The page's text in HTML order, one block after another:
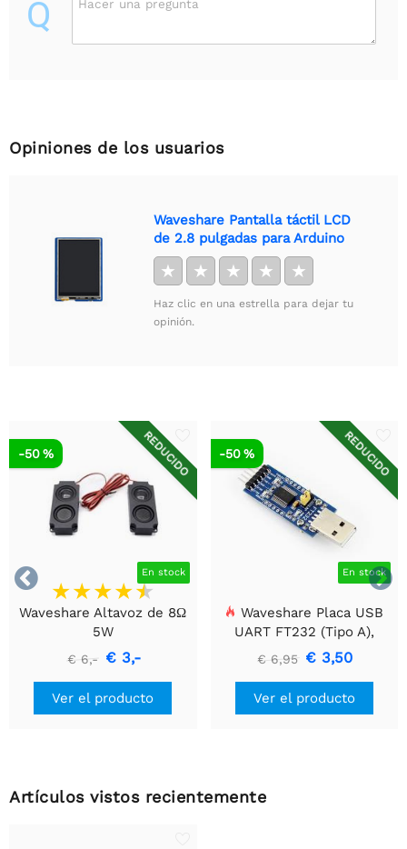
Q Hacer una pregunta
Opiniones de los usuarios
Waveshare Pantalla táctil LCD
de 2.8 pulgadas para Arduino
★ ★ ★ ★ ★
Haz clic en una estrella para dejar tu
opinión.


REDUCIDO
En stock
-50 %
Waveshare Altavoz de 8Ω
5W
€ 6,- € 3,-
Ver el producto
REDUCIDO
En stock
-50 %
Waveshare Placa USB
UART FT232 (Tipo A),
Módulo de Comunicación
USB a TTL (UART)
€ 6,95 € 3,50
Ver el producto
Artículos vistos recientemente